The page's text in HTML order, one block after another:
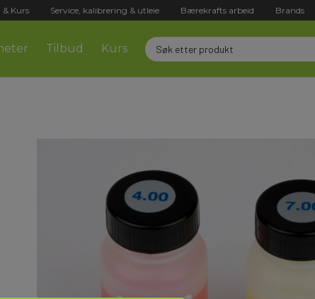
& Kurs Service, kalibrering & utleie Bærekrafts arbeid Brands
Tilbud Kurs